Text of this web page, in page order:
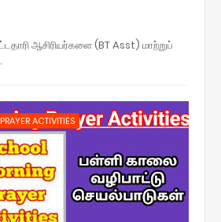
ஆசிரியர்களை (BT Asst) மாற்றுப்
ACTIVITIES